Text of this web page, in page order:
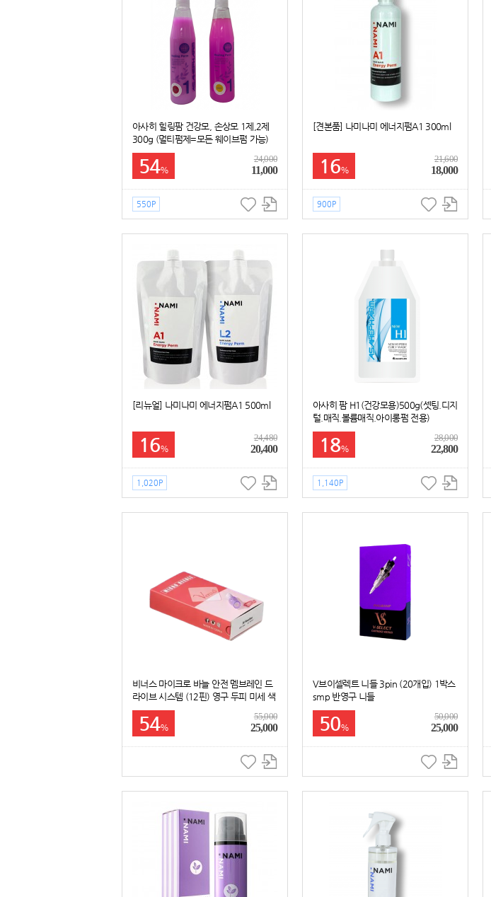
아사히 힐링팜 건강모, 손상모 1제,2제
300g (멀티펌제=모든 웨이브펌 가능)
54%
24,000
11,000
550P
[견본품] 나미나미 에너지펌A1 300ml
16%
21,600
18,000
900P
[리뉴얼] 나미나미 에너지펌A1 500ml
16%
24,480
20,400
1,020P
아사히 팜 H1(건강모용)500g(셋팅.디지
털.매직.볼륨매직.아이롱펌 전용)
18%
28,000
22,800
1,140P
비너스 마이크로 바늘 안전 멤브레인 드
라이브 시스템 (12핀) 영구 두피 미세 색
소 침착 니들
54%
55,000
25,000
V브이셀렉트 니들 3pin (20개입) 1박스
smp 반영구 니들
50%
50,000
25,000